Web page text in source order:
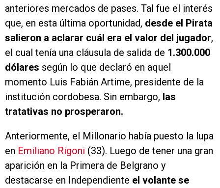
anteriores mercados de pases. Tal fue el interés
que, en esta última oportunidad, desde el Pirata
salieron a aclarar cuál era el valor del jugador,
el cual tenía una cláusula de salida de 1.300.000
dólares según lo que declaró en aquel
momento Luis Fabián Artime, presidente de la
institución cordobesa. Sin embargo, las
tratativas no prosperaron.
Anteriormente, el Millonario había puesto la lupa
en Emiliano Rigoni (33). Luego de tener una gran
aparición en la Primera de Belgrano y
destacarse en Independiente el volante se